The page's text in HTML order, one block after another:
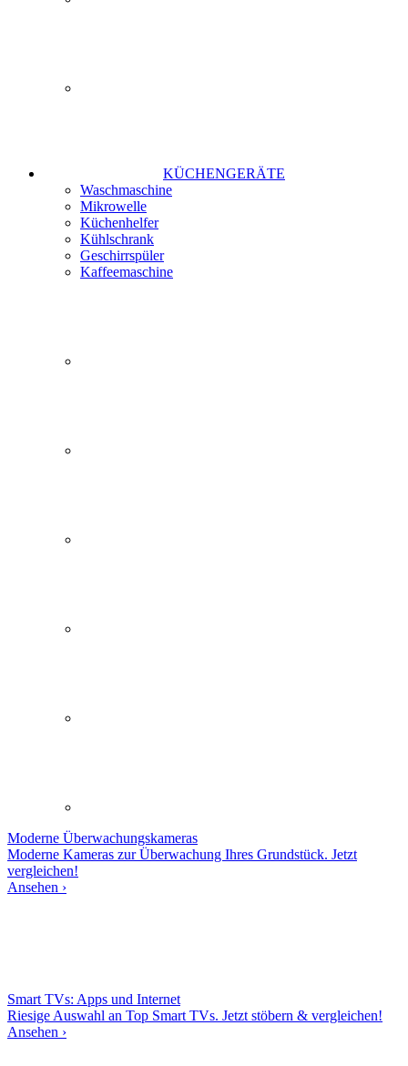
KÜCHENGERÄTE
Waschmaschine
Mikrowelle
Küchenhelfer
Kühlschrank
Geschirrspüler
Kaffeemaschine
Moderne Überwachungskameras
Moderne Kameras zur Überwachung Ihres Grundstück. Jetzt
vergleichen!
Ansehen ›
Smart TVs: Apps und Internet
Riesige Auswahl an Top Smart TVs. Jetzt stöbern & vergleichen!
Ansehen ›